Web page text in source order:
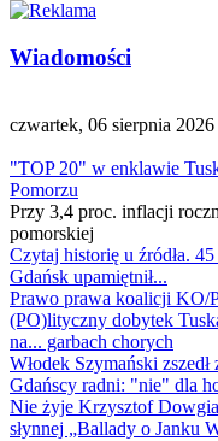
Wiadomości
czwartek, 06 sierpnia 2026
"TOP 20" w enklawie
Pomorzu
Przy 3,4 proc. inflacji
pomorskiej
Czytaj historię u źródła.
Gdańsk upamiętnił...
Prawo prawa koalicji KO/
(PO)lityczny dobytek
na... garbach chorych
Włodek Szymański zszedł
Gdańscy radni: "nie" dla
Nie żyje Krzysztof
słynnej „Ballady o Janku